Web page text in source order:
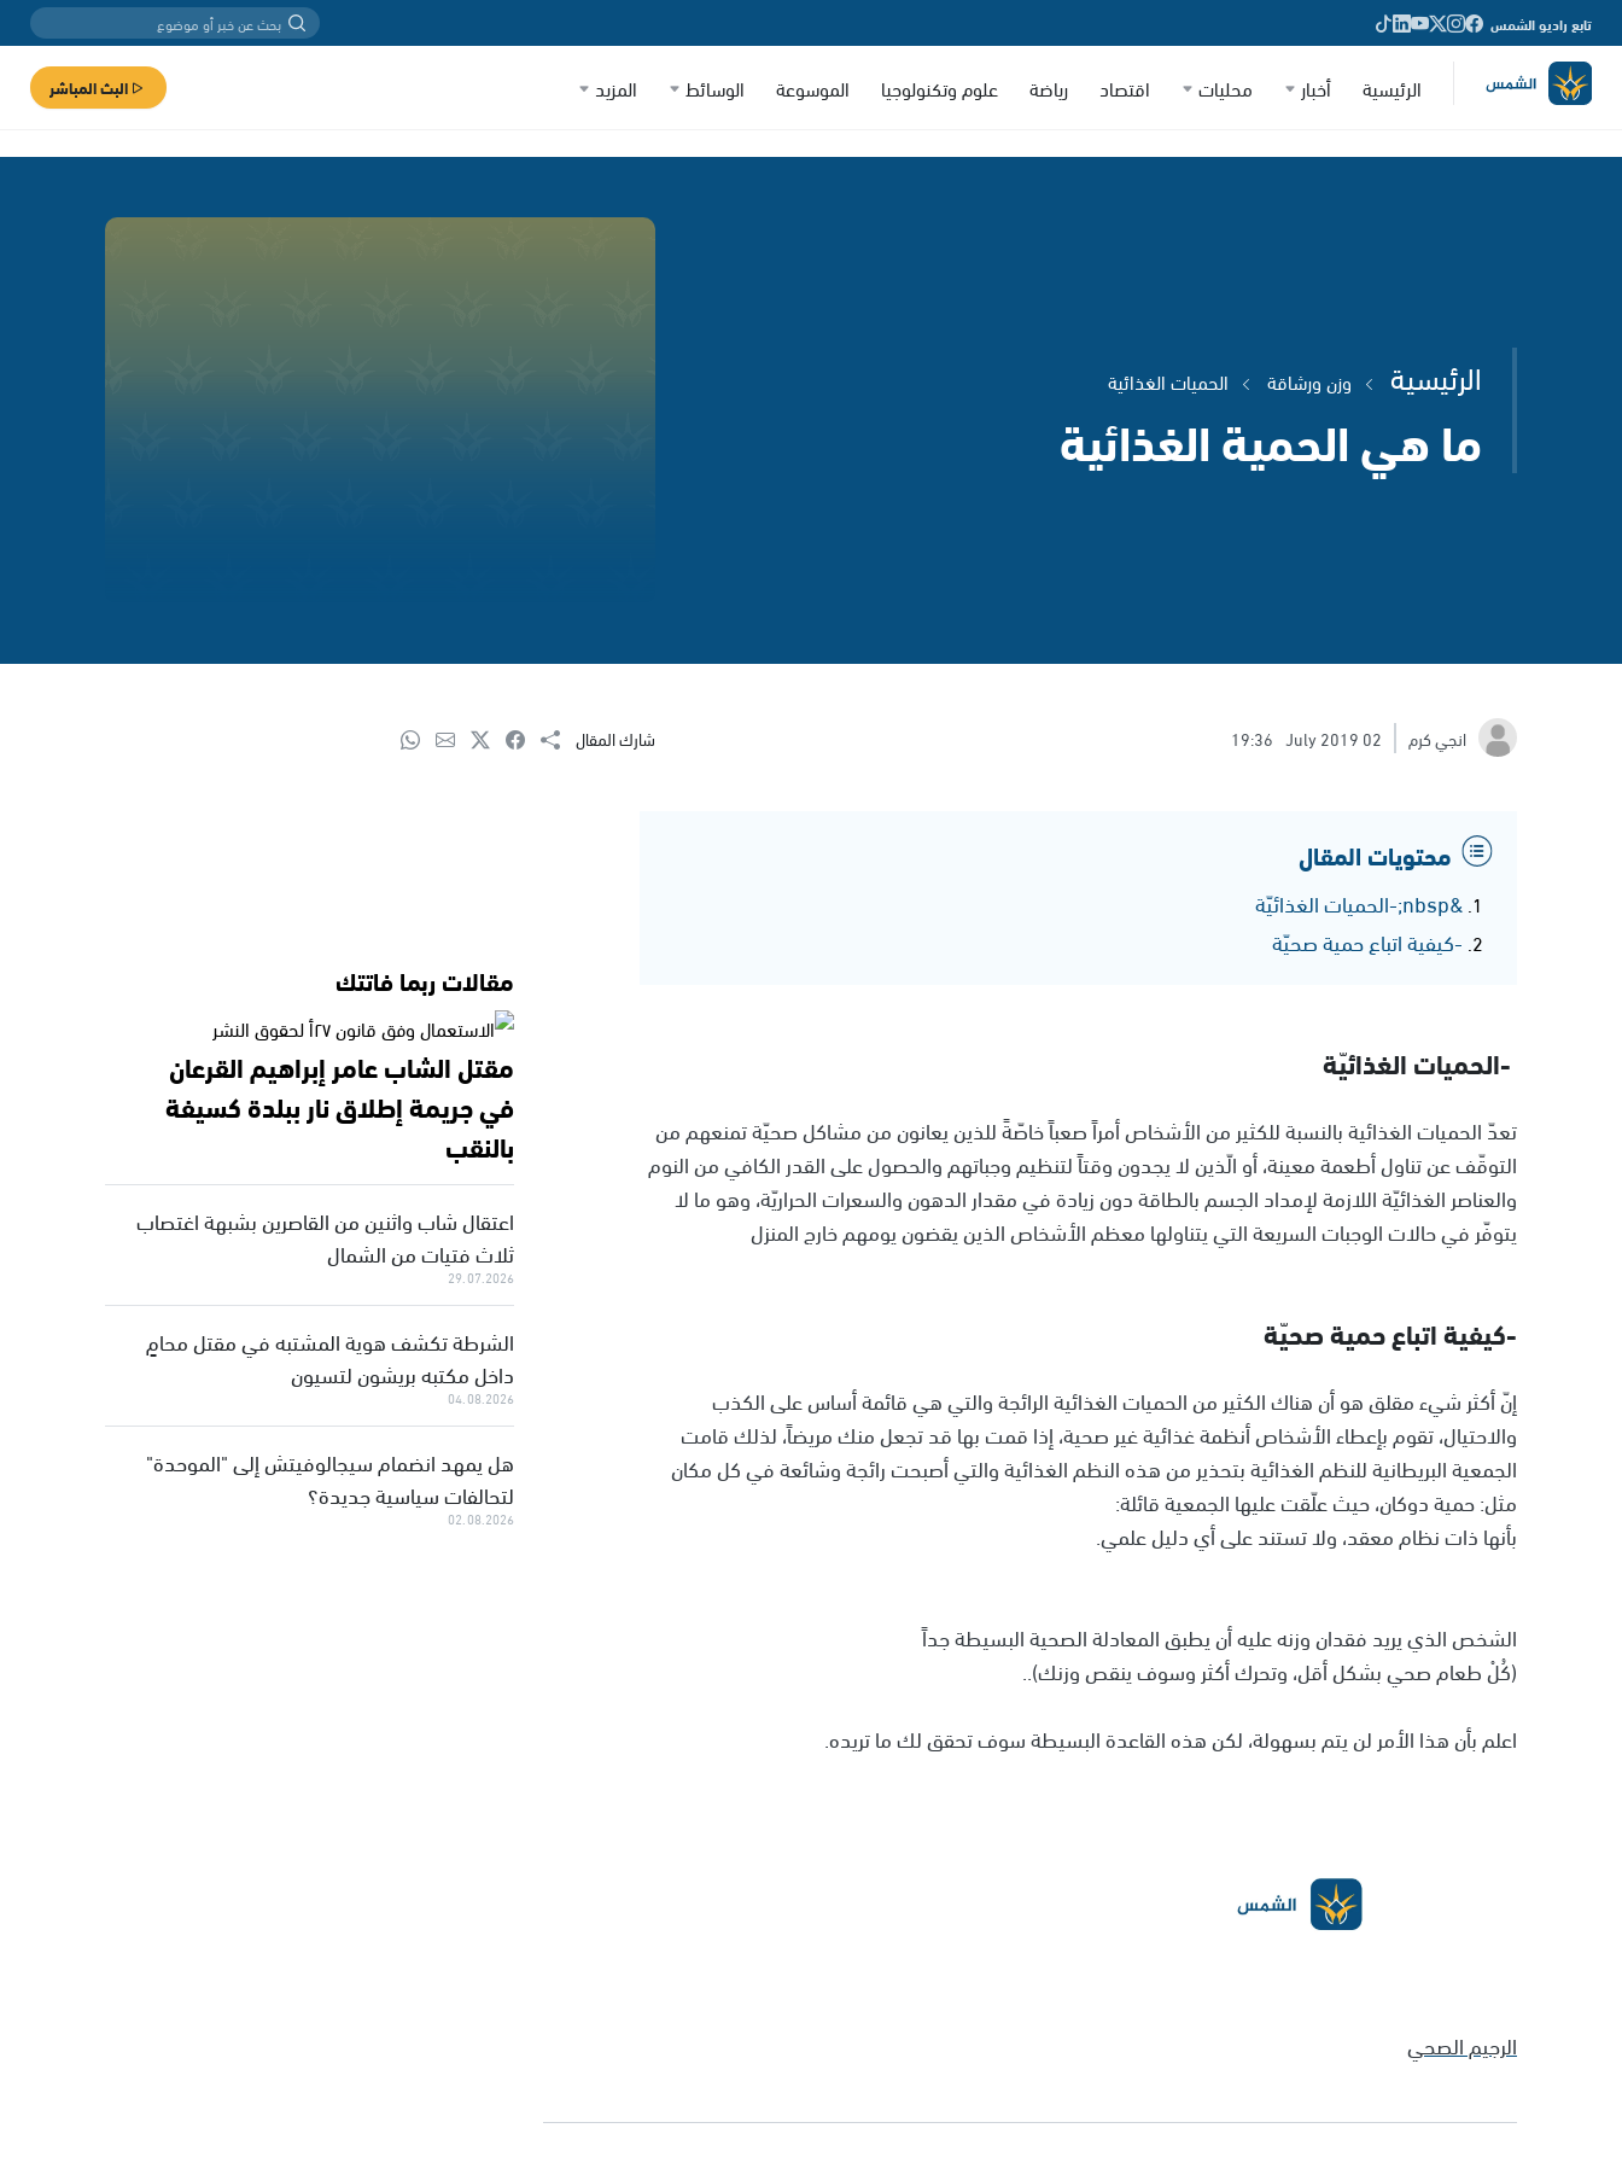
تابع راديو الشمس
الرئيسية أخبار محليات اقتصاد رياضة علوم وتكنولوجيا الموسوعة الوسائط المزيد البث المباشر
الرئيسية وزن ورشاقة الحميات الغذائية
ما هي الحمية الغذائية
انجي كرم 02 July 2019
19:36 شارك المقال
محتويات المقال
&nbsp;-الحميات الغذائيّة
-كيفية اتباع حمية صحيّة
-الحميات الغذائيّة
تعدّ الحميات الغذائية بالنسبة للكثير من الأشخاص أمراً صعباً خاصّةً للذين يعانون من مشاكل صحيّة تمنعهم من
التوقّف عن تناول أطعمة معينة، أو الّذين لا يجدون وقتاً لتنظيم وجباتهم والحصول على القدر الكافي من النوم
والعناصر الغذائيّة اللازمة لإمداد الجسم بالطاقة دون زيادة في مقدار الدهون والسعرات الحراريّة، وهو ما لا
يتوفّر في حالات الوجبات السريعة التي يتناولها معظم الأشخاص الذين يقضون يومهم خارج المنزل
-كيفية اتباع حمية صحيّة
إنّ أكثر شيء مقلق هو أن هناك الكثير من الحميات الغذائية الرائجة والتي هي قائمة أساس على الكذب
والاحتيال، تقوم بإعطاء الأشخاص أنظمة غذائية غير صحية، إذا قمت بها قد تجعل منك مريضاً، لذلك قامت
الجمعية البريطانية للنظم الغذائية بتحذير من هذه النظم الغذائية والتي أصبحت رائجة وشائعة في كل مكان
مثل: حمية دوكان، حيث علّقت عليها الجمعية قائلة:
بأنها ذات نظام معقد، ولا تستند على أي دليل علمي.
الشخص الذي يريد فقدان وزنه عليه أن يطبق المعادلة الصحية البسيطة جداً
(كُلْ طعام صحي بشكل أقل، وتحرك أكثر وسوف ينقص وزنك)..
اعلم بأن هذا الأمر لن يتم بسهولة، لكن هذه القاعدة البسيطة سوف تحقق لك ما تريده.
الرجيم الصحي
مقالات ربما فاتتك
مقتل الشاب عامر إبراهيم القرعان
في جريمة إطلاق نار ببلدة كسيفة
بالنقب
اعتقال شاب واثنين من القاصرين بشبهة اغتصاب
ثلاث فتيات من الشمال
29.07.2026
الشرطة تكشف هوية المشتبه في مقتل محامٍ
داخل مكتبه بريشون لتسيون
04.08.2026
هل يمهد انضمام سيجالوفيتش إلى "الموحدة"
لتحالفات سياسية جديدة؟
02.08.2026